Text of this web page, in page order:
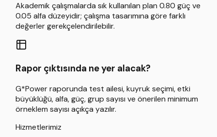
Akademik çalışmalarda sık kullanılan plan 0.80 güç ve
0.05 alfa düzeyidir; çalışma tasarımına göre farklı
değerler gerekçelendirilebilir.
Rapor çıktısında ne yer alacak?
G*Power raporunda test ailesi, kuyruk seçimi, etki
büyüklüğü, alfa, güç, grup sayısı ve önerilen minimum
örneklem sayısı açıkça yazılır.
Hizmetlerimiz